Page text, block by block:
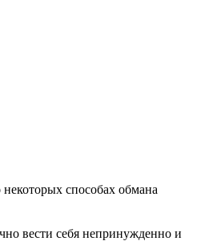
некоторых способах обмана
вести себя непринужденно и